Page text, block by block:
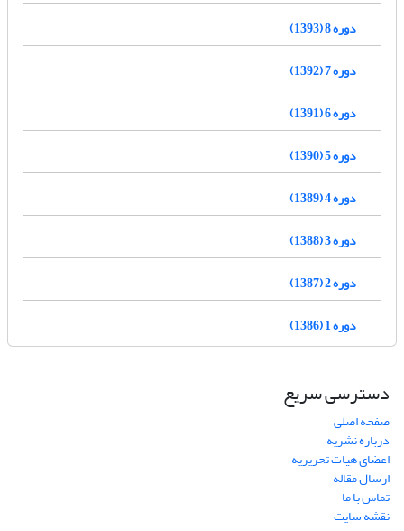
دوره 8 (1393)
دوره 7 (1392)
دوره 6 (1391)
دوره 5 (1390)
دوره 4 (1389)
دوره 3 (1388)
دوره 2 (1387)
دوره 1 (1386)
دسترسی سریع
صفحه اصلی
درباره نشریه
اعضای هیات تحریریه
ارسال مقاله
تماس با ما
نقشه سایت